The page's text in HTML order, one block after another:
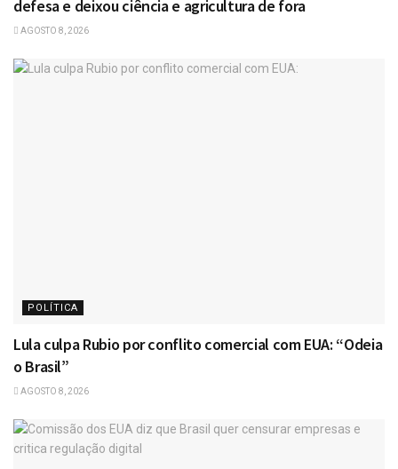
defesa e deixou ciência e agricultura de fora
AGOSTO 8, 2026
POLÍTICA
Lula culpa Rubio por conflito comercial com EUA: “Odeia
o Brasil”
AGOSTO 8, 2026